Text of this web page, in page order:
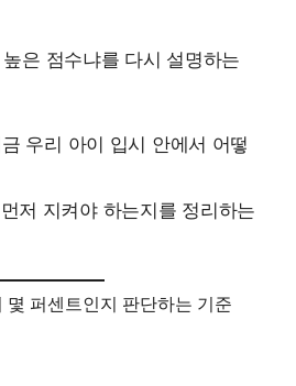
은 점수냐를 다시 설명하는
우리 아이 입시 안에서 어떻
저 지켜야 하는지를 정리하는